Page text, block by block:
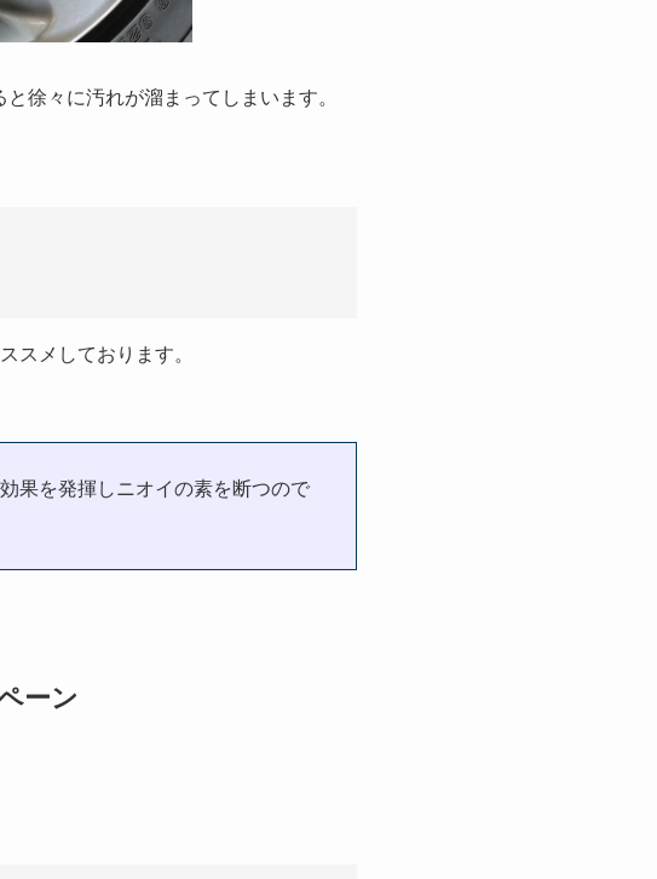
徐々に汚れが溜まってしまいます。
スメしております。
果を発揮しニオイの素を断つので
ーン